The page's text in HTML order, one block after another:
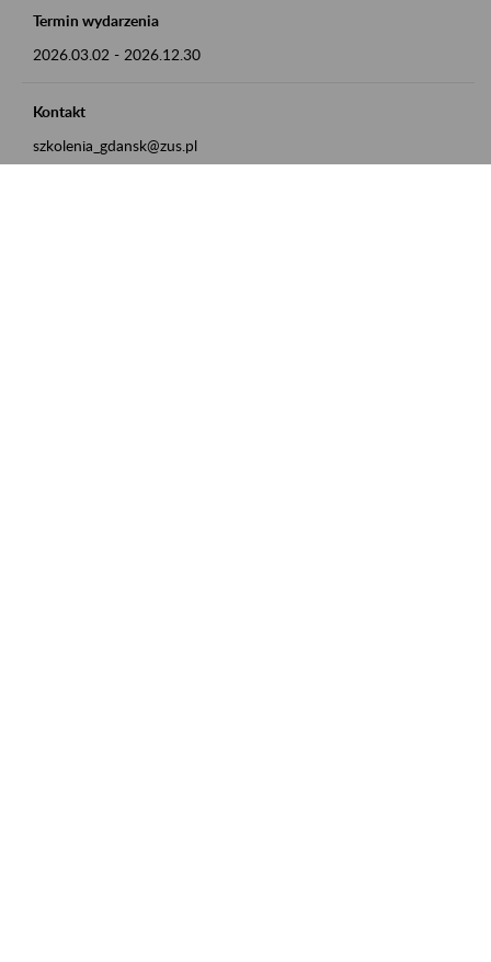
Termin wydarzenia
2026.03.02 - 2026.12.30
Kontakt
szkolenia_gdansk@zus.pl